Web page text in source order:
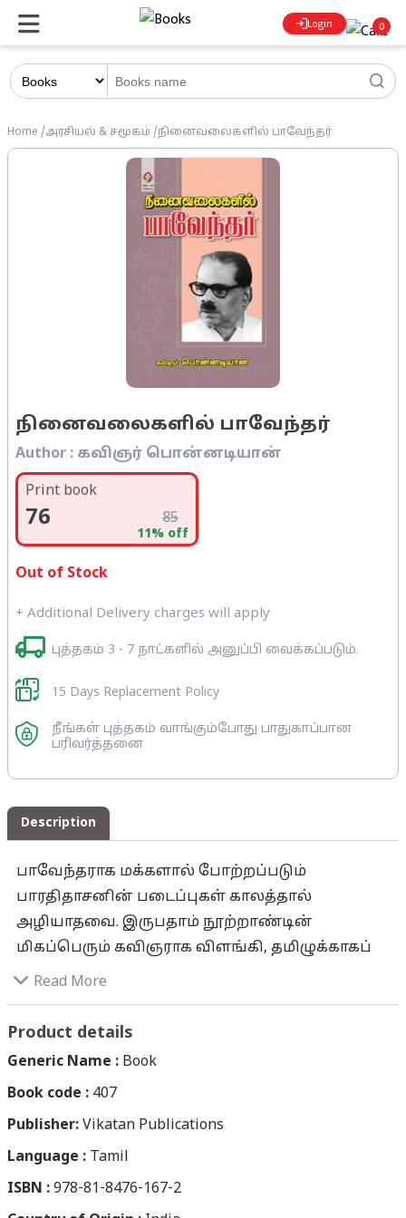
Login 0
Home /அரசியல் & சமூகம் /நினைவலைகளில் பாவேந்தர்
நினைவலைகளில் பாவேந்தர்
Author : கவிஞர் பொன்னடியான்
Print book
76 85
11% off
Out of Stock
+ Additional Delivery charges will apply
புத்தகம் 3 - 7 நாட்களில் அனுப்பி வைக்கப்படும்.
15 Days Replacement Policy
நீங்கள் புத்தகம் வாங்கும்போது பாதுகாப்பான
பரிவர்த்தனை
Description
பாவேந்தராக மக்களால் போற்றப்படும்
பாரதிதாசனின் படைப்புகள் காலத்தால்
அழியாதவை. இருபதாம் நூற்றாண்டின்
மிகப்பெரும் கவிஞராக விளங்கி, தமிழுக்காகப்
பெரும் கவிஞர் படையையே தோற்றுவித்தவர்
பற்றுகொண்டு உடனிருந்தவர்.அவருடைய
தமிழுக்குப் படைக்கலனாக முன்நிற்கும்.
தமிழாசியராக பணியிலிருந்து ஓய்வு பெற்ற
பின்னும் ஓய்வு ஒழிச்சலின்றி செயலாற்றியவர்
Read More
Product details
Generic Name : Book
Book code : 407
Publisher: Vikatan Publications
Language : Tamil
ISBN : 978-81-8476-167-2